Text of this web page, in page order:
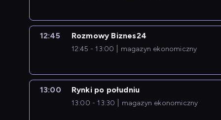
12:45 Rozmowy Biznes24
12:45 - 13:00 magazyn ekonomiczny
13:00 Rynki po południu
13:00 - 13:30 magazyn ekonomiczny